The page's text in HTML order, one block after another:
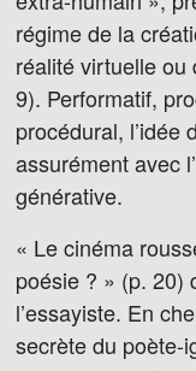
régime de la
réalité virtuelle ou
9). Performatif,
procédural, l’idée
assurément avec
générative.
« Le cinéma
poésie ? » (p. 20)
l’essayiste. En
secrète du poète-